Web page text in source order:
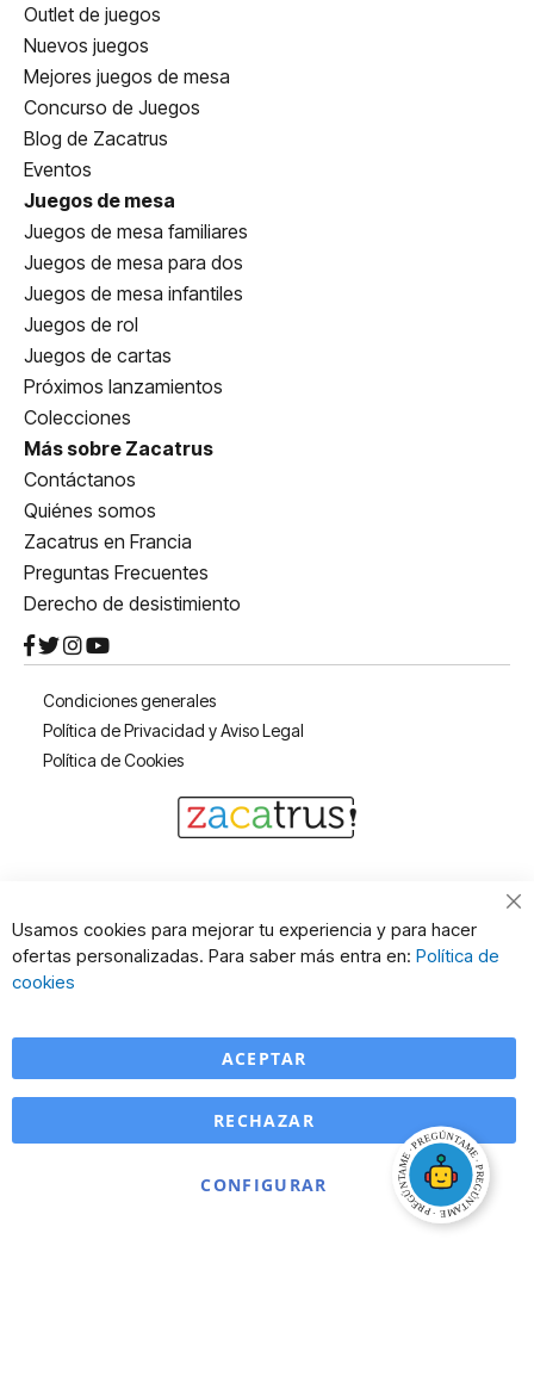
Outlet de juegos
Nuevos juegos
Mejores juegos de mesa
Concurso de Juegos
Blog de Zacatrus
Eventos
Juegos de mesa
Juegos de mesa familiares
Juegos de mesa para dos
Juegos de mesa infantiles
Juegos de rol
Juegos de cartas
Próximos lanzamientos
Colecciones
Más sobre Zacatrus
Contáctanos
Quiénes somos
Zacatrus en Francia
Preguntas Frecuentes
Derecho de desistimiento
Condiciones generales
Política de Privacidad y Aviso Legal
Política de Cookies
Usamos cookies para mejorar tu experiencia y para hacer
ofertas personalizadas. Para saber más entra en: Política de
cookies
ACEPTAR
CONFIGURAR
RECHAZAR